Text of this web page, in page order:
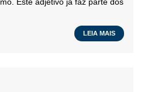
LEIA MAIS